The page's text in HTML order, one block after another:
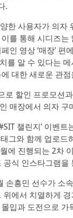
.
양한 사용자가 의
를 통해 시디즈
인 영상 ‘매장’
를 알 수 있다는
대한 새로운 관
로 할인 프로모션
매장에서 의자
챌린지’ 이벤
그와 함께 업로
에 진행되는 2차
식 인스타그램을
손흥민 선수가 소
위에서 치열하게
입과 도전으로